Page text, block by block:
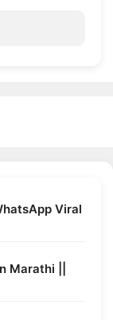
Viral
Marathi ||